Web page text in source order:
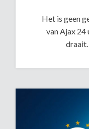
Het is geen
van Ajax 24